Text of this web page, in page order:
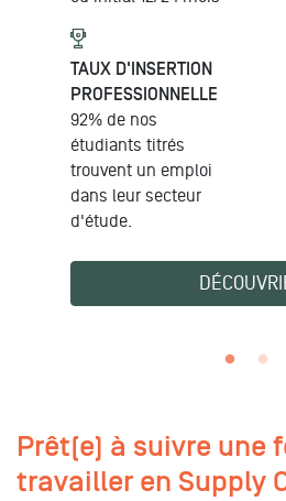
TAUX D'INSERTION
PROFESSIONNELLE
92% de nos
étudiants titrés
trouvent un emploi
dans leur secteur
d'étude.
Prêt(e) à suivre une
travailler en Supply